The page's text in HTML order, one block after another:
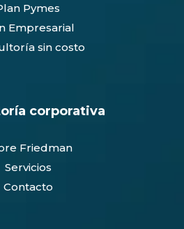
Pymes
Empresarial
sin costo
corporativa
Friedman
Servicios
Contacto